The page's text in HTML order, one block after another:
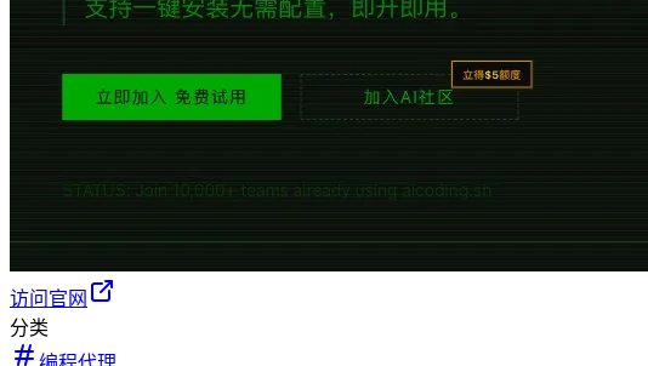
访问官网
分类